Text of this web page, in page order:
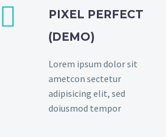


PIXEL PERFECT
(DEMO)
Lorem ipsum dolor sit
ametcon sectetur
adipisicing elit, sed
doiusmod tempor